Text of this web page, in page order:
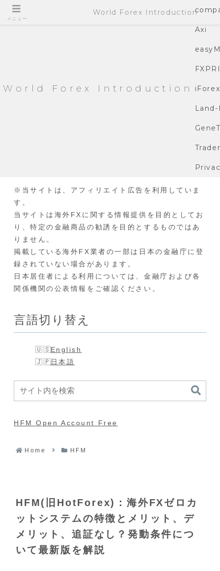
World Forex Introduction
Axi
iForex
Land-
※当サイトは、アフィリエイト広告を利用していま
す。
当サイトは海外FXに関する情報提供を目的としてお
り、特定の金融商品の勧誘を目的とするものではあ
りません。
掲載している海外FX業者の一部は日本の金融庁に登
録されていない場合があります。
日本居住者による利用については、金融庁および各
関係機関の公表情報をご確認ください。
言語切り替え
English
日本語
HFM Open Account Free
Home HFM
HFM(旧HotForex)：海外FXゼロカ
ットシステムの特徴とメリット、デ
メリット、追証なし？発動条件につ
いて最新版を解説
メニュー
World Forex Introduction